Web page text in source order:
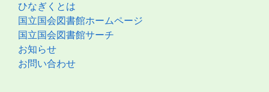
ひなぎくとは
国立国会図書館ホームページ
国立国会図書館サーチ
お知らせ
お問い合わせ